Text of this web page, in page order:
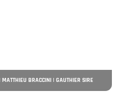
BRACCINI | GAUTHIER SIRE